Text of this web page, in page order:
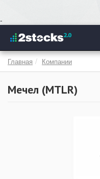
Перейти
основному
содержанию
-
Главная Компании
Мечел (MTLR)